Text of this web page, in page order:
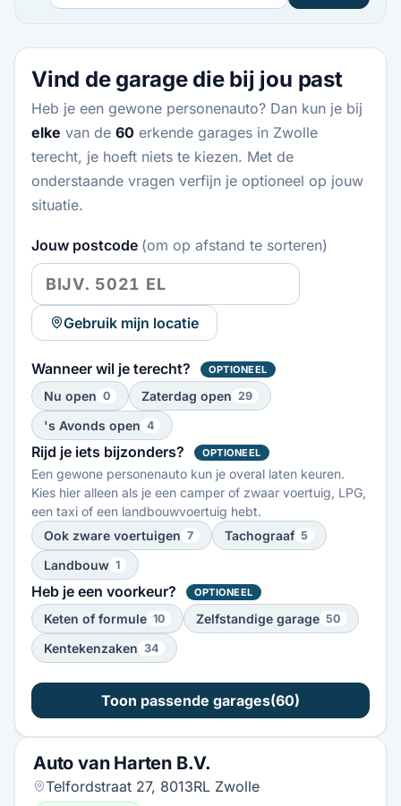
Vind de garage die bij jou past
Heb je een gewone personenauto? Dan kun je bij
elke van de 60 erkende garages in Zwolle
terecht, je hoeft niets te kiezen. Met de
onderstaande vragen verfijn je optioneel op jouw
situatie.
Jouw postcode (om op afstand te sorteren)
Gebruik mijn locatie
Wanneer wil je terecht? OPTIONEEL
Nu open 0 Zaterdag open 29
's Avonds open 4
Rijd je iets bijzonders? OPTIONEEL
Een gewone personenauto kun je overal laten keuren.
Kies hier alleen als je een camper of zwaar voertuig, LPG,
een taxi of een landbouwvoertuig hebt.
Ook zware voertuigen 7 Tachograaf 5
Landbouw 1
Heb je een voorkeur? OPTIONEEL
Keten of formule 10 Zelfstandige garage 50
Kentekenzaken 34
Toon passende garages(60)
Auto van Harten B.V.
Telfordstraat 27, 8013RL Zwolle